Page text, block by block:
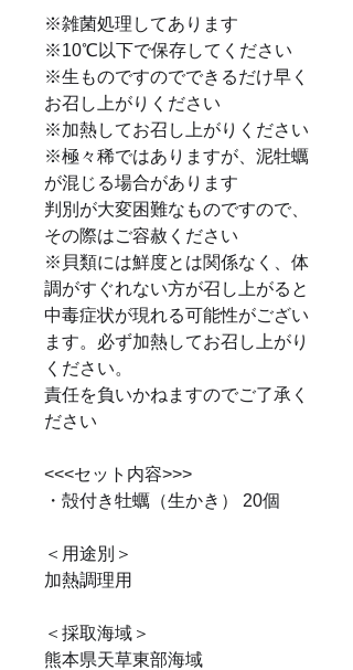
※雑菌処理してあります
※10℃以下で保存してください
※生ものですのでできるだけ早く
お召し上がりください
※加熱してお召し上がりください
※極々稀ではありますが、泥牡蠣
が混じる場合があります
判別が大変困難なものですので、
その際はご容赦ください
※貝類には鮮度とは関係なく、体
調がすぐれない方が召し上がると
中毒症状が現れる可能性がござい
ます。必ず加熱してお召し上がり
ください。
責任を負いかねますのでご了承く
ださい
<<<セット内容>>>
・殻付き牡蠣（生かき） 20個
＜用途別＞
加熱調理用
＜採取海域＞
熊本県天草東部海域